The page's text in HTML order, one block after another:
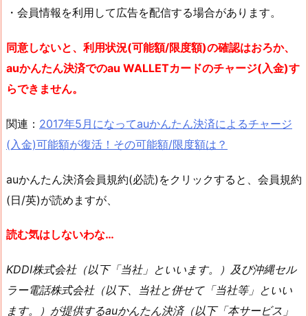
・会員情報を利用して広告を配信する場合があります。
同意しないと、利用状況(可能額/限度額)の確認はおろか、
auかんたん決済でのau WALLETカードのチャージ(入金)す
らできません。
関連： 2017年5月になってauかんたん決済によるチャージ
(入金)可能額が復活！その可能額/限度額は？
auかんたん決済会員規約(必読)をクリックすると、会員規約
(日/英)が読めますが、
読む気はしないわな…
KDDI株式会社（以下「当社」といいます。）及び沖縄セル
ラー電話株式会社（以下、当社と併せて「当社等」といい
ます。）が提供するauかんたん決済（以下「本サービス」